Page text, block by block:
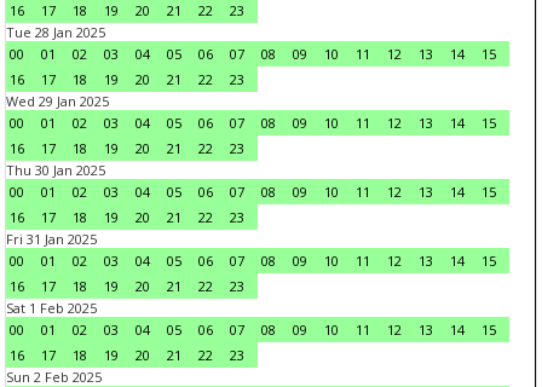
16
17 18 19 20 21 22
23
Tue 28 Jan 2025
00
01 02 03 04 05 06 07 08 09 10 11 12 13 14
15
16
17 18 19 20 21 22
23
Wed 29 Jan 2025
00
01 02 03 04 05 06 07 08 09 10 11 12 13 14
15
16
17 18 19 20 21 22
23
Thu 30 Jan 2025
00
01 02 03 04 05 06 07 08 09 10 11 12 13 14
15
16
17 18 19 20 21 22
23
Fri 31 Jan 2025
00
01 02 03 04 05 06 07 08 09 10 11 12 13 14
15
16
17 18 19 20 21 22
23
Sat 1 Feb 2025
00
01 02 03 04 05 06 07 08 09 10 11 12 13 14
15
16
17 18 19 20 21 22
23
Sun 2 Feb 2025